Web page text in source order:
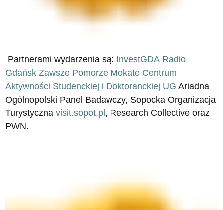
Partnerami wydarzenia są: InvestGDA Radio
Gdańsk Zawsze Pomorze Mokate Centrum
Aktywności Studenckiej i Doktoranckiej UG Ariadna
Ogólnopolski Panel Badawczy, Sopocka Organizacja
Turystyczna visit.sopot.pl , Research Collective oraz
PWN.